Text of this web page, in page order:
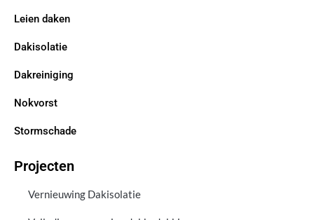
Leien daken
Dakisolatie
Dakreiniging
Nokvorst
Stormschade
Projecten
Vernieuwing Dakisolatie